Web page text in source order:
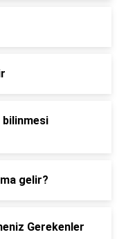
bilinmesi
gelir?
Gerekenler